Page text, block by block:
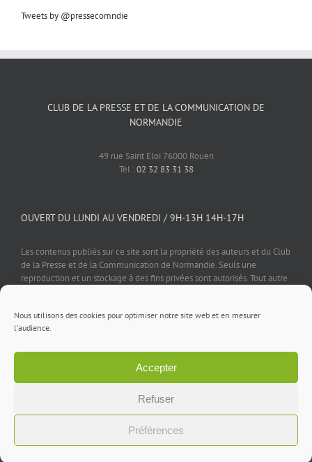
Nous utilisons des cookies pour optimiser notre site web et en mesurer
l'audience.
Accepter
Refuser
Préférences
Tweets by @pressecomndie
CLUB DE LA PRESSE ET DE LA COMMUNICATION DE
NORMANDIE
49 rue Saint Eloi 76000 Rouen
Tel :02 32 83 31 38
OUVERT DU LUNDI AU VENDREDI / 9H-13H 14H-17H
Les contenus publiés sur ce site sont la propriété des auteurs et du Club
de la Presse et de la Communication de Normandie. Seuls une
reproduction et un stockage à des fins privées sont autorisés. Tout autre
Facebook
X LinkedIn
Rss